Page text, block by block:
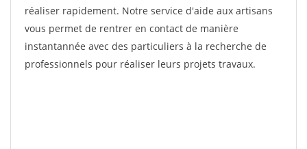
réaliser rapidement. Notre service d'aide aux artisans
vous permet de rentrer en contact de manière
instantannée avec des particuliers à la recherche de
professionnels pour réaliser leurs projets travaux.